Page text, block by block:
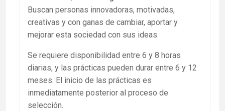
Buscan personas innovadoras, motivadas,
creativas y con ganas de cambiar, aportar y
mejorar esta sociedad con sus ideas.
Se requiere disponibilidad entre 6 y 8 horas
diarias, y las prácticas pueden durar entre 6 y 12
meses. El inicio de las prácticas es
inmediatamente posterior al proceso de
selección.